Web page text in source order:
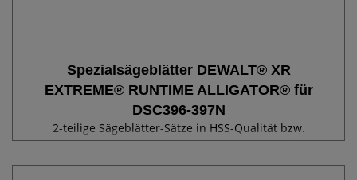
Spezialsägeblätter DEWALT® XR
EXTREME® RUNTIME ALLIGATOR® für
DSC396-397N
2-teilige Sägeblätter-Sätze in HSS-Qualität bzw.
hartmetallbestückt, optimale Abstimmung auf die